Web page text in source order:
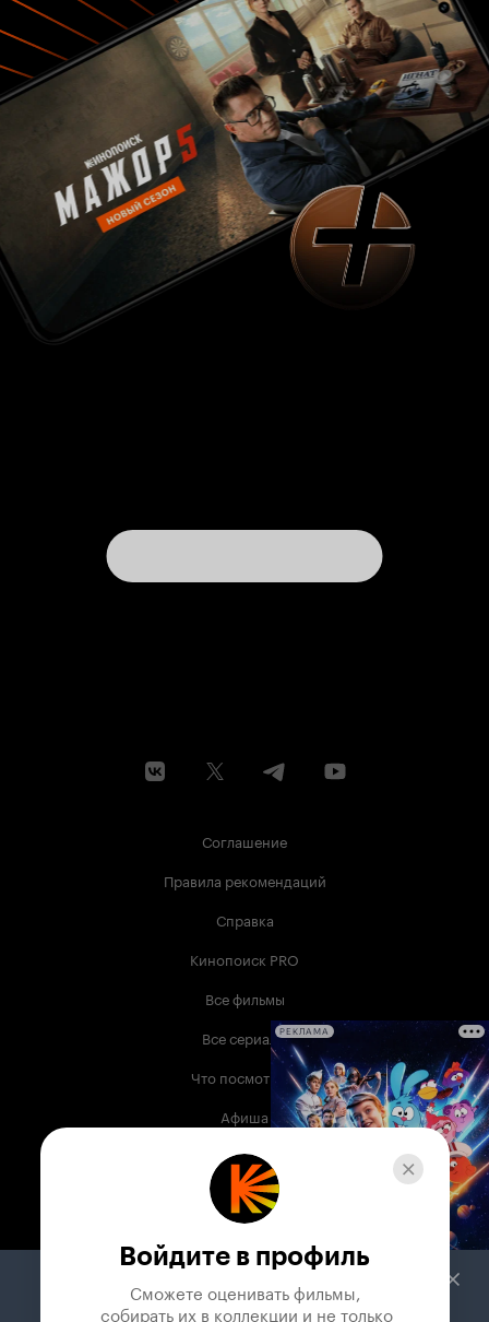
Соглашение
Правила рекомендаций
Справка
Кинопоиск PRO
Все фильмы
Все сериалы
Что посмотреть
Афиша
Музыка
Телепрограмма
Служба поддержки
РЕКЛАМА
Войдите в профиль
Сможете оценивать фильмы,
собирать их в коллекции и не только